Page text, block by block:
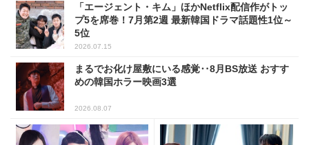
「エージェント・キム」ほかNetflix配信作がトッ
プ5を席巻！7月第2週 最新韓国ドラマ話題性1位～
5位
2026.07.15
まるでお化け屋敷にいる感覚‥8月BS放送 おすす
めの韓国ホラー映画3選
2026.08.07